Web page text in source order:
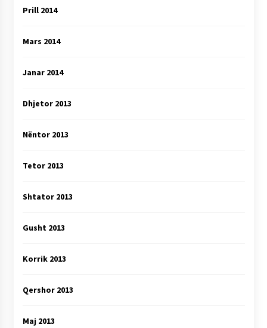
Prill 2014
Mars 2014
Janar 2014
Dhjetor 2013
Nëntor 2013
Tetor 2013
Shtator 2013
Gusht 2013
Korrik 2013
Qershor 2013
Maj 2013